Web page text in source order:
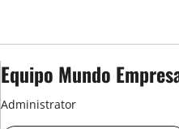
Equipo Mundo
Administrator